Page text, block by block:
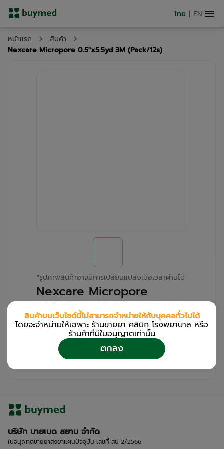
ไทย | EN
หน้าแรก
สินค้า
Nexcare Micropore 0.5"x5.5yd 3M (Pack/12s)
*รูปภาพสินค้าอาจมีการเปลี่ยนแปลงเมื่อเวลาผ่านไป
Nexcare Micropore
0.5"x5.5yd 3M (Pack/12s)
สำหรับลูกค้าเฉพาะร้านขายยา คลินิก และโรง
เข้าสู่ระบบ
ลงทะเบียน
เพื่อดูรายละเอียดเพิ่มเติม
บริษัท บายเมด สยาม จำกัด
ใบอนุญาตขายยาส่งยาแผนปัจจุบัน เลขที่ สป 2/2566
สินค้าบนเว็บไซต์นี้ไม่สามารถจำหน่ายให้กับบุคคลทั่วไปได้
โดยจะจำหน่ายให้เฉพาะ ร้านขายยา คลินิก โรงพยาบาล หรือ
ร้านค้าที่มีใบอนุญาตเท่านััน
ตกลง